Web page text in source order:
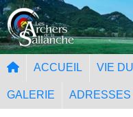
ACCUEIL VIE
GALERIE ADRESSES
Panneau de gestion des